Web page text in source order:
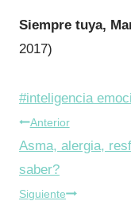
Siempre tuya,
2017)
Etiquetas
de
la
entrada:
#inteligencia
Navegación
de
entradas
Anterior
Asma, alergia,
saber?
Siguiente